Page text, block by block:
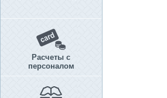
Расчеты с
персоналом